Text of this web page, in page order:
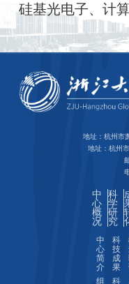
硅基光电子、计
地址：杭州市
地址：杭州
中
心
概
况
中
心
简
介
组
科
学
研
究
科
技
成
果
科